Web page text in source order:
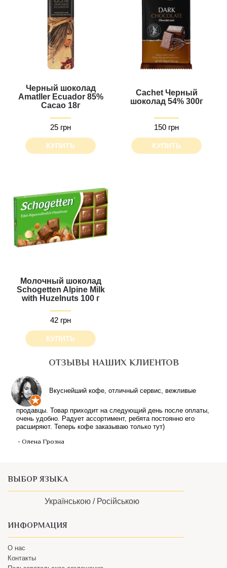
Черный шоколад
Amatller Ecuador 85%
Cacao 18г
25 грн
КУПИТЬ
Cachet Черный
шоколад 54% 300г
150 грн
КУПИТЬ
Молочный шоколад
Schogetten Alpine Milk
with Huzelnuts 100 г
42 грн
КУПИТЬ
ОТЗЫВЫ НАШИХ КЛИЕНТОВ
Вкуснейший кофе, отличный сервис, вежливые
продавцы. Товар приходит на следующий день после оплаты,
очень удобно. Радует ассортимент, ребята постоянно его
расширяют. Теперь кофе заказываю только тут)
- Олена Грозна